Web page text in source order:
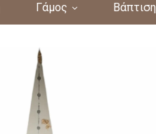
Γάμος Βάπτιση